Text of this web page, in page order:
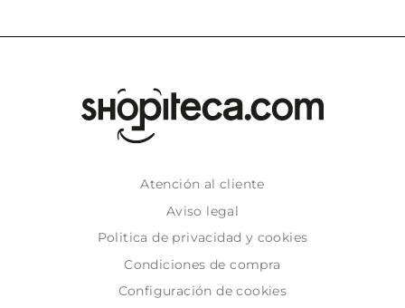
Atención al cliente
Aviso legal
Politica de privacidad y cookies
Condiciones de compra
Configuración de cookies